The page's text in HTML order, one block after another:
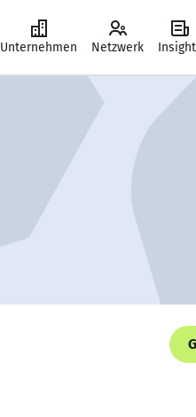
Unternehmen Netzwerk